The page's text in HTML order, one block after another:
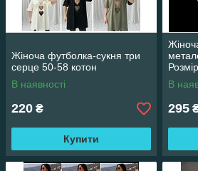
Жіноча футболка-сукня три
серце 50-58 котон
В наявності
220 ₴
Купити
В
295